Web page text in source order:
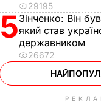
29195
5Зінченко: Він
який став
державником
26672